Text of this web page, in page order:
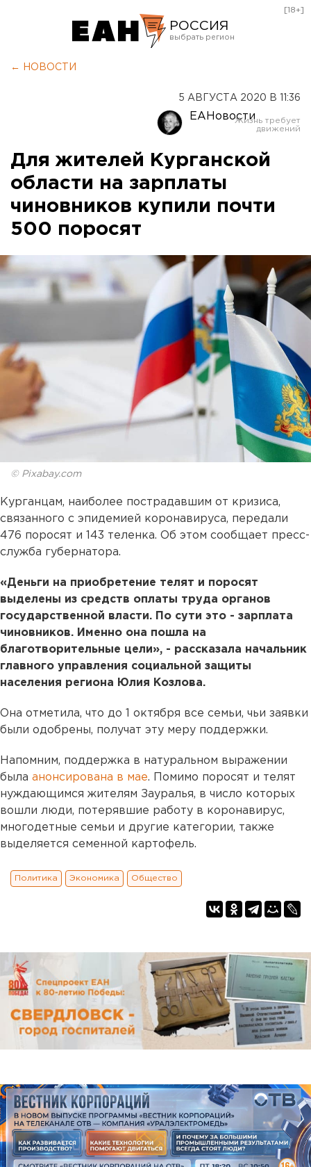
РОССИЯ
Оренбург
[18+]
← НОВОСТИ
5 АВГУСТА 2020 В 11:36
ЕАНовости
Для жителей Курганской
области на зарплаты
чиновников купили почти
500 поросят
© Pixabay.com
Курганцам, наиболее пострадавшим от кризиса,
связанного с эпидемией коронавируса, передали
476 поросят и 143 теленка. Об этом сообщает пресс-
служба губернатора.
«Деньги на приобретение телят и поросят
выделены из средств оплаты труда органов
государственной власти. По сути это - зарплата
чиновников. Именно она пошла на
благотворительные цели», - рассказала начальник
главного управления социальной защиты
населения региона Юлия Козлова.
Она отметила, что до 1 октября все семьи, чьи заявки
были одобрены, получат эту меру поддержки.
Напомним, поддержка в натуральном выражении
была анонсирована в мае. Помимо поросят и телят
нуждающимся жителям Зауралья, в число которых
вошли люди, потерявшие работу в коронавирус,
многодетные семьи и другие категории, также
выделяется семенной картофель.
Политика Экономика Общество